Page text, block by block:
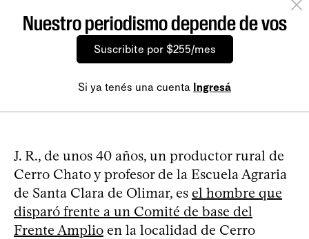
Nuestro periodismo depende de vos
Suscribite por $255/mes
Si ya tenés una cuenta Ingresá
J. R., de unos 40 años, un productor rural de
Cerro Chato y profesor de la Escuela Agraria
de Santa Clara de Olimar, es el hombre que
disparó frente a un Comité de base del
Frente Amplio en la localidad de Cerro